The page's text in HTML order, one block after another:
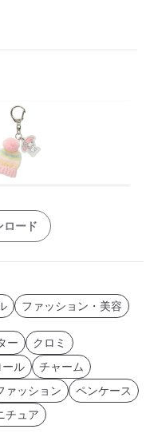
ロード
ファッション・美容
ー
クロミ
ール
チャーム
ァッション
ペンケース
チュア